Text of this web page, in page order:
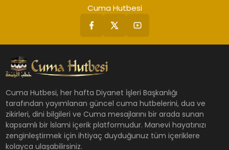
Cuma Hutbesi
Cuma Hutbesi, her hafta Diyanet İşleri Başkanlığı
tarafından yayımlanan güncel cuma hutbelerini, dua ve
zikirleri, dini bilgileri ve Cuma mesajlarını bir arada sunan
kapsamlı bir İslami içerik platformudur. Manevi hayatınızı
zenginleştirmek için ihtiyaç duyduğunuz tüm içeriklere
kolayca ulaşabilirsiniz.